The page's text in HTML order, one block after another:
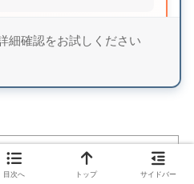
設定でありながら、日本人
トで詳細確認
細確認をお試しください
目次へ トップ サイドバー